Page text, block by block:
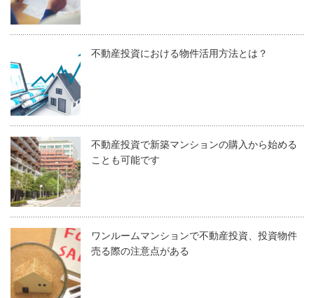
不動産投資における物件活用方法とは？
不動産投資で新築マンションの購入から始める
ことも可能です
ワンルームマンションで不動産投資、投資物件
売る際の注意点がある